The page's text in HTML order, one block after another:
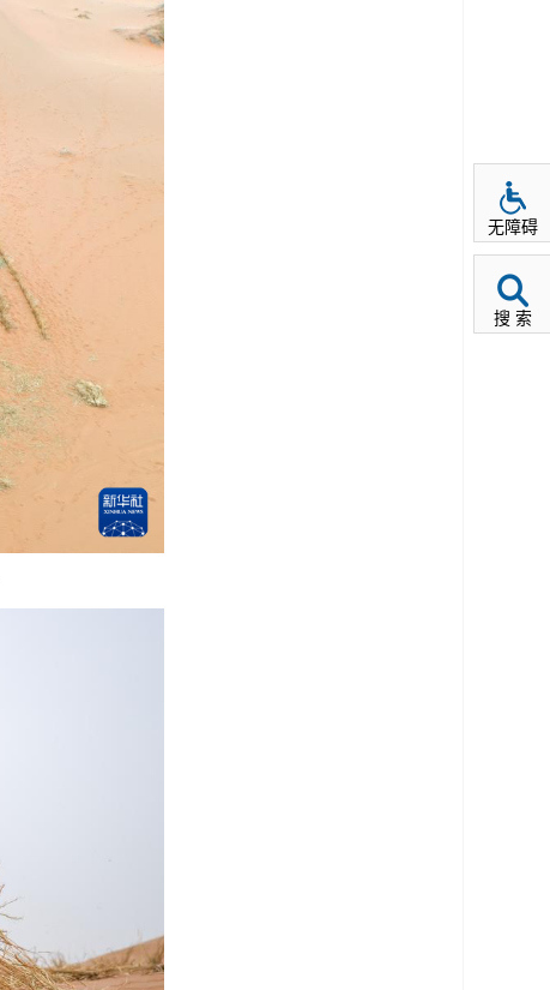
无障碍
搜 索